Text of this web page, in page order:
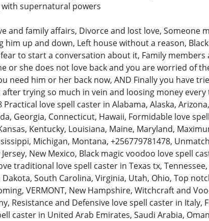
supernatural powers
and family affairs, Divorce and lost love, Someone
him up and down, Left house without a reason,
to start a conversation about it, Family
or she does not love back and you are worried of
need him or her back now, AND Finally you have
trying so much in vein and loosing money
Practical love spell caster in Alabama, Alaska,
Georgia, Connecticut, Hawaii, Formidable love
Kentucky, Louisiana, Maine, Maryland,
Michigan, Montana, +256779781478,
New Mexico, Black magic voodoo love spell
traditional love spell caster in Texas tx,
South Carolina, Virginia, Utah, Ohio, Top
VERMONT, New Hampshire, Witchcraft and
Resistance and Defensive love spell caster in
caster in United Arab Emirates, Saudi Arabia,